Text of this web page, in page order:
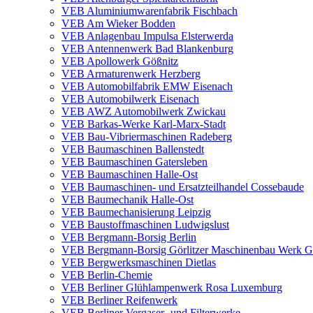
VEB Aluminiumwarenfabrik Fischbach
VEB Am Wieker Bodden
VEB Anlagenbau Impulsa Elsterwerda
VEB Antennenwerk Bad Blankenburg
VEB Apollowerk Gößnitz
VEB Armaturenwerk Herzberg
VEB Automobilfabrik EMW Eisenach
VEB Automobilwerk Eisenach
VEB AWZ Automobilwerk Zwickau
VEB Barkas-Werke Karl-Marx-Stadt
VEB Bau-Vibriermaschinen Radeberg
VEB Baumaschinen Ballenstedt
VEB Baumaschinen Gatersleben
VEB Baumaschinen Halle-Ost
VEB Baumaschinen- und Ersatzteilhandel Cossebaude
VEB Baumechanik Halle-Ost
VEB Baumechanisierung Leipzig
VEB Baustoffmaschinen Ludwigslust
VEB Bergmann-Borsig Berlin
VEB Bergmann-Borsig Görlitzer Maschinenbau Werk
VEB Bergwerksmaschinen Dietlas
VEB Berlin-Chemie
VEB Berliner Glühlampenwerk Rosa Luxemburg
VEB Berliner Reifenwerk